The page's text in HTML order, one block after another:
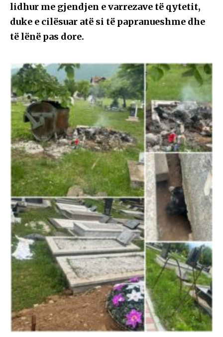
lidhur me gjendjen e varrezave të qytetit,
duke e cilësuar atë si të papranueshme dhe
të lënë pas dore.